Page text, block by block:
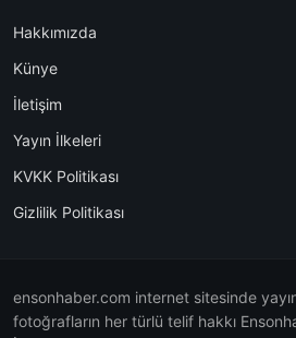
Hakkımızda
Künye
İletişim
Yayın İlkeleri
KVKK Politikası
Gizlilik Politikası
ensonhaber.com internet sitesinde
fotoğrafların her türlü telif hakkı